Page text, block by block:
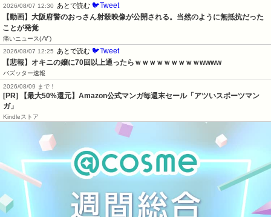
2026/08/07 12:30
あとで読む 🐦Tweet
【動画】大阪府警のおっさん射殺映像が公開される。当然のように無抵抗だった
ことが発覚
痛いニュース(ﾉ∀`)
2026/08/07 12:25
あとで読む 🐦Tweet
【悲報】オキニの嬢に70回以上通ったらｗｗｗｗｗｗｗｗｗwwww
バズッター速報
2026/08/09 まで！
[PR]
【最大50%還元】Amazon公式マンガ毎週末セール「アツいスポーツマン
ガ」
Kindleストア